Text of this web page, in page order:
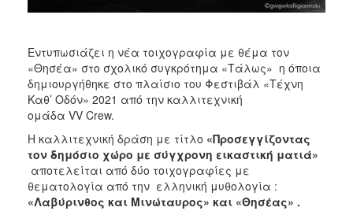
Εντυπωσιάζει η νέα τοιχογραφία με θέμα τον
«Θησέα» στο σχολικό συγκρότημα «Τάλως» η όποια
δημιουργήθηκε στο πλαίσιο του Φεστιβάλ «Τέχνη
Καθ’ Οδόν» 2021 από την καλλιτεχνική
ομάδα VV Crew.
Η καλλιτεχνική δράση με τίτλο «Προσεγγίζοντας
τον δημόσιο χώρο με σύγχρονη εικαστική ματιά»
αποτελείται από δύο τοιχογραφίες με
θεματολογία από την ελληνική μυθολογία :
«Λαβύρινθος και Μινώταυρος» και «Θησέας» .